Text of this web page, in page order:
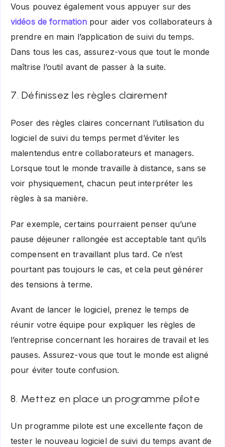
Vous pouvez également vous appuyer sur des
vidéos de formationpour aider vos collaborateurs à
prendre en main l’application de suivi du temps.
Dans tous les cas, assurez-vous que tout le monde
maîtrise l’outil avant de passer à la suite.
7. Définissez les règles clairement
Poser des règles claires concernant l’utilisation du
logiciel de suivi du temps permet d’éviter les
malentendus entre collaborateurs et managers.
Lorsque tout le monde travaille à distance, sans se
voir physiquement, chacun peut interpréter les
règles à sa manière.
Par exemple, certains pourraient penser qu’une
pause déjeuner rallongée est acceptable tant qu’ils
compensent en travaillant plus tard. Ce n’est
pourtant pas toujours le cas, et cela peut générer
des tensions à terme.
Avant de lancer le logiciel, prenez le temps de
réunir votre équipe pour expliquer les règles de
l’entreprise concernant les horaires de travail et les
pauses. Assurez-vous que tout le monde est aligné
pour éviter toute confusion.
8. Mettez en place un programme pilote
Un programme pilote est une excellente façon de
tester le nouveau logiciel de suivi du temps avant de